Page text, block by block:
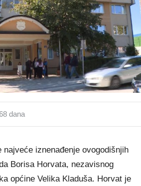
dana
najveće iznenađenje ovogodišnjih
Borisa Horvata, nezavisnog
općine Velika Kladuša. Horvat je